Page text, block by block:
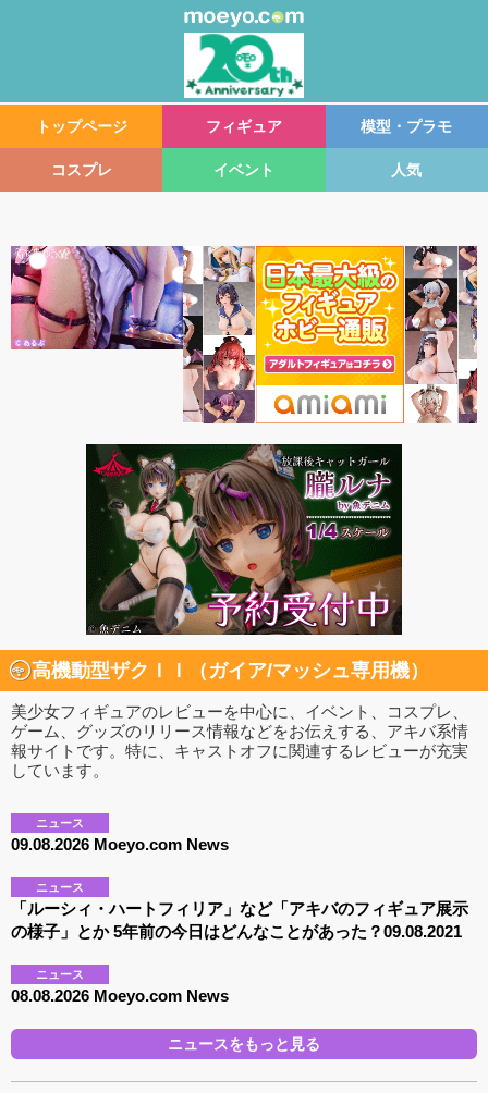
トップページ フィギュア 模型・プラモ
コスプレ イベント 人気
高機動型ザクＩＩ（ガイア/マッシュ専用機）
美少女フィギュアのレビューを中心に、イベント、コスプレ、
ゲーム、グッズのリリース情報などをお伝えする、アキバ系情
報サイトです。特に、キャストオフに関連するレビューが充実
しています。
ニュース
09.08.2026 Moeyo.com News
ニュース
「ルーシィ・ハートフィリア」など「アキバのフィギュア展示
の様子」とか 5年前の今日はどんなことがあった？09.08.2021
ニュース
08.08.2026 Moeyo.com News
ニュースをもっと見る